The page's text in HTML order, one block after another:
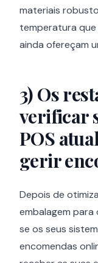
materiais
temperatura que
ainda ofereçam
3) Os
verificar
POS
gerir
Depois de
embalagem
se os seus
encomendas